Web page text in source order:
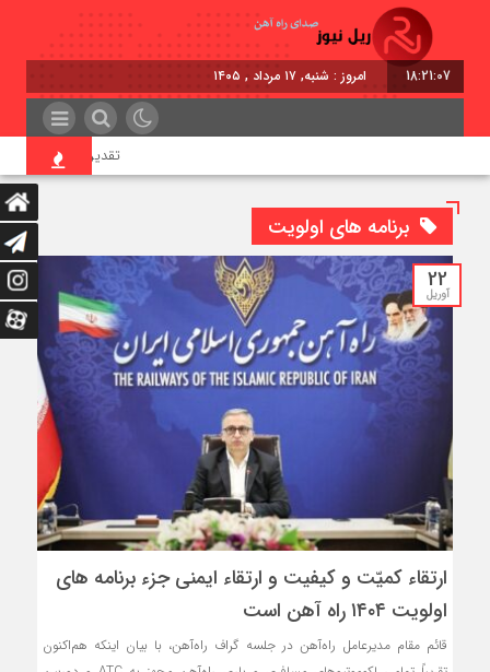
18:21:07 امروز : شنبه, ۱۷ مرداد , ۱۴۰۵
تقدیر معاون اول
برنامه های اولویت
22
آوریل
ارتقاء کمیّت و کیفیت و ارتقاء ایمنی جزء برنامه های
اولویت ۱۴۰۴ راه آهن است
قائم مقام مدیرعامل راه‌آهن در جلسه گراف راه‌آهن، با بیان اینکه هم‌اکنون